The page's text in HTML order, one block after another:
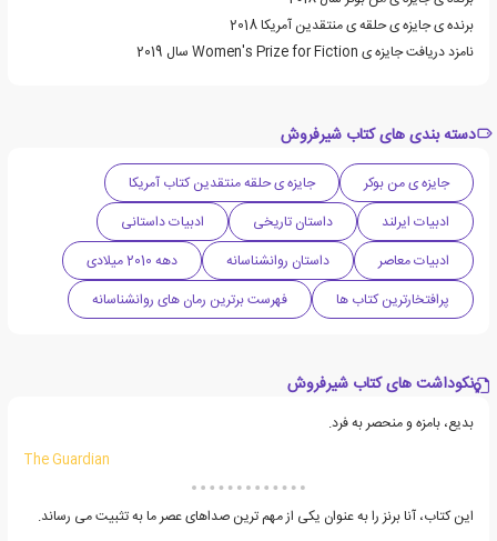
برنده ی جایزه ی حلقه ی منتقدین آمریکا 2018
نامزد دریافت جایزه ی Women's Prize for Fiction سال 2019
دسته بندی های کتاب شیرفروش
جایزه ی من بوکر
جایزه ی حلقه منتقدین کتاب آمریکا
ادبیات ایرلند
داستان تاریخی
ادبیات داستانی
ادبیات معاصر
داستان روانشناسانه
دهه 2010 میلادی
پرافتخارترین کتاب ها
فهرست برترین رمان های روانشناسانه
نکوداشت های کتاب شیرفروش
بدیع، بامزه و منحصر به فرد.
The Guardian
این کتاب، آنا برنز را به عنوان یکی از مهم ترین صداهای عصر ما به تثبیت می رساند.